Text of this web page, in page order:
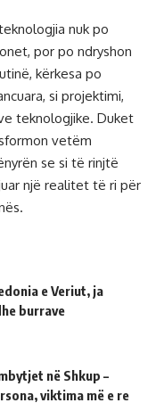
nuk po
por po ndryshon
kërkesa po
si projektimi,
teknologjike. Duket
vetëm
se si të rinjtë
një realitet të ri për
e Veriut, ja
burrave
në Shkup –
viktima më e re